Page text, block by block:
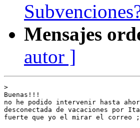
Mensajes
autor ]
>
Buenas!!!
no he podido intervenir hasta
desconectada de vacaciones por
fuerte que yo el mirar el correo